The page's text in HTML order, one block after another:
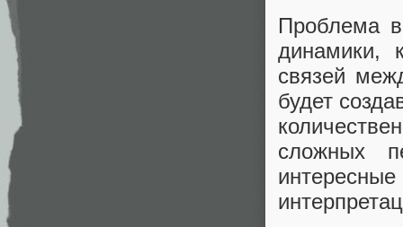
Проблема
динамики,
связей
будет
сложных